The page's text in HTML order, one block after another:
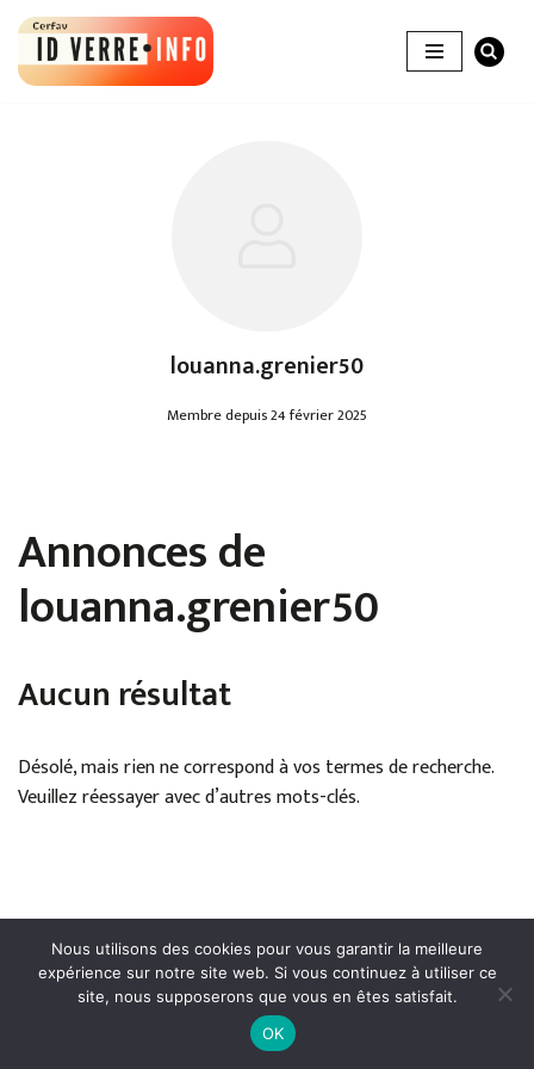
Aller
au
louanna.grenier50
Membre depuis 24 février 2025
Annonces de
louanna.grenier50
Aucun résultat
Désolé, mais rien ne correspond à vos termes de recherche.
Veuillez réessayer avec d’autres mots-clés.
Politique de confidentialité
● Droits réservés © Cerfav - 2024
Nous utilisons des cookies pour vous garantir la meilleure
expérience sur notre site web. Si vous continuez à utiliser ce
site, nous supposerons que vous en êtes satisfait.
OK